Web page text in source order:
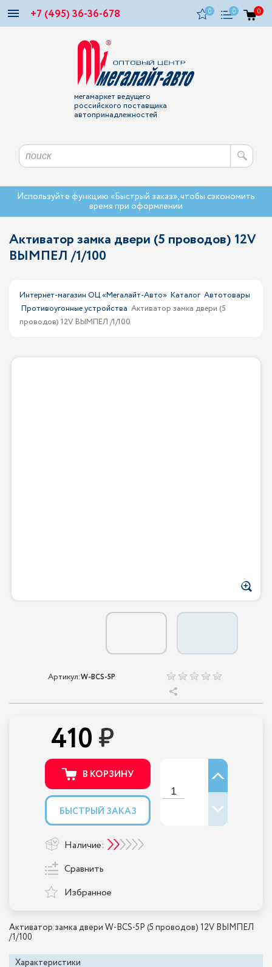
+7 (495) 36-36-678 0 0 0
мегамаркет ведущего
российского поставщика
автопринадлежностей
Используйте функцию «Быстрый заказ», чтобы сэкономить
время при оформлении
Активатор замка двери (5 проводов) 12V
ВЫМПЕЛ /1/100
Интернет-магазин ОЦ «Мегалайт-Авто» Каталог Автотовары
Противоугонные устройства Активатор замка двери (5
проводов) 12V ВЫМПЕЛ /1/100
Артикул:W-BCS-5P
Активатор замка двери W-BCS-5P (5 проводов) 12V ВЫМПЕЛ
/1/100
Характеристики
410
В КОРЗИНУ
БЫСТРЫЙ ЗАКАЗ
Наличие:
Сравнить
Избранное